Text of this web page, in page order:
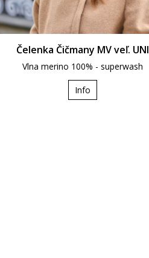
Čelenka Čičmany MV veľ. UNI
Vlna merino 100% - superwash
Info